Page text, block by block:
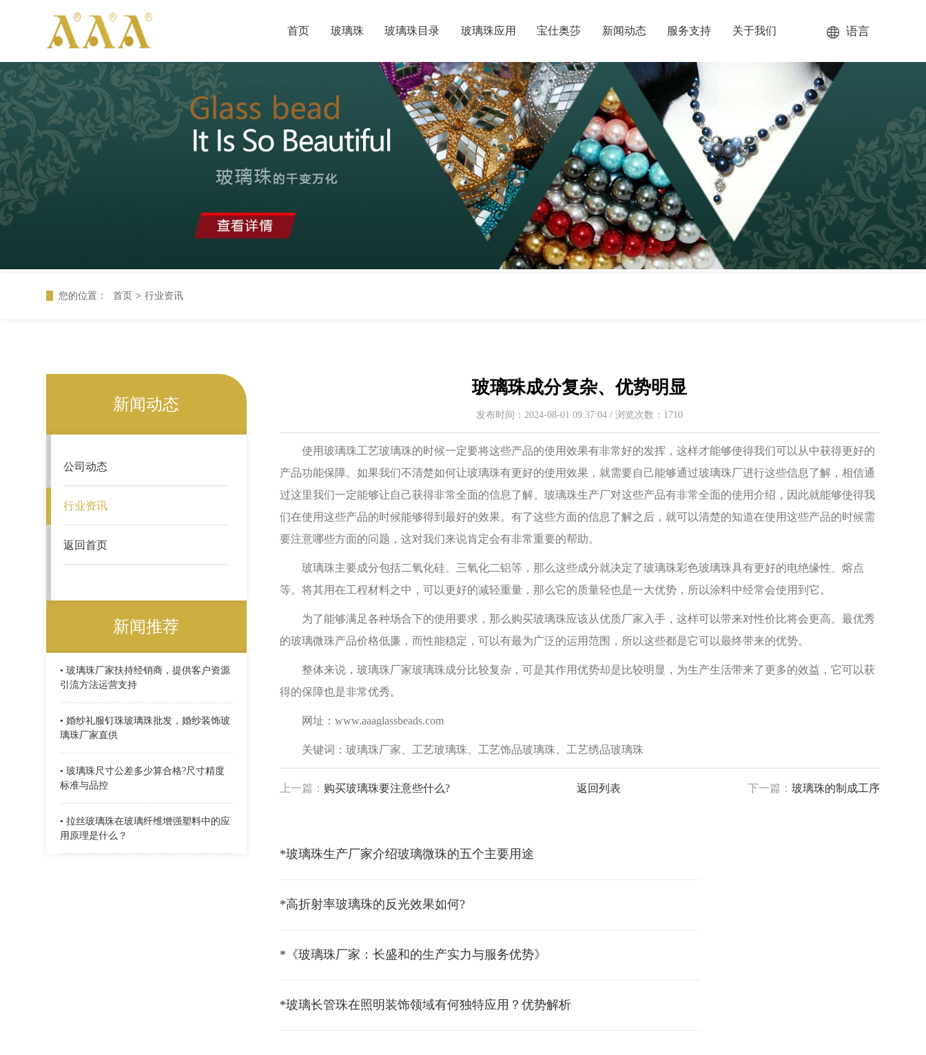
首页 玻璃珠 玻璃珠目录 玻璃珠应用 宝仕奥莎 新闻动态 服务支持 关于我们 语言
您的位置： 首页 > 行业资讯
新闻动态
公司动态
行业资讯
返回首页
新闻推荐
• 玻璃珠厂家扶持经销商，提供客户资源
引流方法运营支持
• 婚纱礼服钉珠玻璃珠批发，婚纱装饰玻
璃珠厂家直供
• 玻璃珠尺寸公差多少算合格?尺寸精度
标准与品控
• 拉丝玻璃珠在玻璃纤维增强塑料中的应
用原理是什么？
玻璃珠成分复杂、优势明显
发布时间：2024-08-01 09:37:04 / 浏览次数：1710
使用玻璃珠工艺玻璃珠的时候一定要将这些产品的使用效果有非常好的发挥，这样才能够使得我们可以从中获得更好的
产品功能保障。如果我们不清楚如何让玻璃珠有更好的使用效果，就需要自己能够通过玻璃珠厂进行这些信息了解，相信通
过这里我们一定能够让自己获得非常全面的信息了解。玻璃珠生产厂对这些产品有非常全面的使用介绍，因此就能够使得我
们在使用这些产品的时候能够得到最好的效果。有了这些方面的信息了解之后，就可以清楚的知道在使用这些产品的时候需
要注意哪些方面的问题，这对我们来说肯定会有非常重要的帮助。
玻璃珠主要成分包括二氧化硅、三氧化二铝等，那么这些成分就决定了玻璃珠彩色玻璃珠具有更好的电绝缘性、熔点
等。将其用在工程材料之中，可以更好的减轻重量，那么它的质量轻也是一大优势，所以涂料中经常会使用到它。
为了能够满足各种场合下的使用要求，那么购买玻璃珠应该从优质厂家入手，这样可以带来对性价比将会更高。最优秀
的玻璃微珠产品价格低廉，而性能稳定，可以有最为广泛的运用范围，所以这些都是它可以最终带来的优势。
整体来说，玻璃珠厂家玻璃珠成分比较复杂，可是其作用优势却是比较明显，为生产生活带来了更多的效益，它可以获
得的保障也是非常优秀。
网址：www.aaaglassbeads.com
关键词：玻璃珠厂家、工艺玻璃珠、工艺饰品玻璃珠、工艺绣品玻璃珠
上一篇： 购买玻璃珠要注意些什么? 返回列表 下一篇： 玻璃珠的制成工序
*玻璃珠生产厂家​介绍玻璃微珠的五个主要用途
*高折射率玻璃珠的反光效果如何?
*《玻璃珠厂家：长盛和的生产实力与服务优势》
*玻璃长管珠在照明装饰领域有何独特应用？优势解析